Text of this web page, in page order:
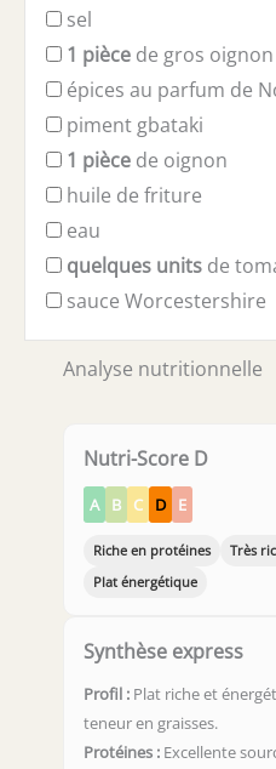
sel
1 pièce de gros oignon
épices au parfum de
piment gbataki
1 pièce de oignon
huile de friture
eau
quelques units de
sauce Worcestershire
Analyse nutritionnelle
Nutri-Score D
A B C D E
Riche en protéines Très
Plat énergétique
Synthèse express
Profil : Plat riche et
teneur en graisses.
Protéines : Excellente